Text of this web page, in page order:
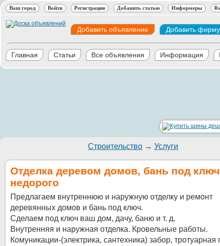
Ваш город Войти Регистрация Добавить статью Информеры
Добавить объявление Добавить фирму
Главная Статьи Все объявления Информация
Строительство → Услуги
Отделка деревом домов, бань под ключ
недорого
Предлагаем внутреннюю и наружную отделку и ремонт
деревянных домов и бань под ключ.
Сделаем под ключ ваш дом, дачу, баню и т. д.
Внутренняя и наружная отделка. Кровельные работы.
Комуникации-(электрика, сантехника) забор, тротуарная